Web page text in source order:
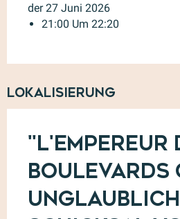
der 27 Juni 2026
21:00 Um 22:20
Lokalisierung
"L'Empereur
Boulevards